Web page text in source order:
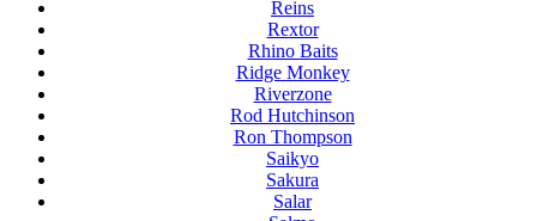
Reins
Rextor
Rhino Baits
Ridge Monkey
Riverzone
Rod Hutchinson
Ron Thompson
Saikyo
Sakura
Salar